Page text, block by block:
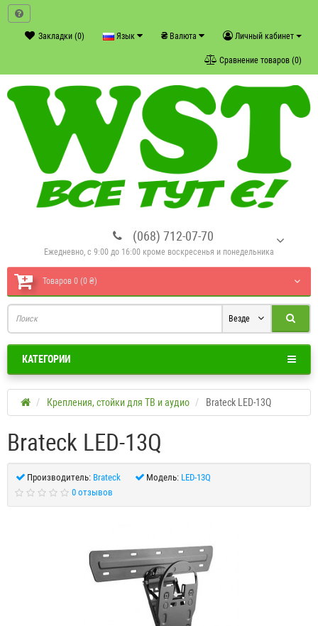
Личный кабинет
₴ Валюта
Язык
Закладки (0)
Сравнение товаров (0)
(068) 712-07-70
Ежедневно, с 9:00 до 16:00 кроме воскресенья и понедельника
Товаров 0 (0 ₴)
Везде
КАТЕГОРИИ
Крепления, стойки для ТВ и аудио Brateck LED-13Q
Brateck LED-13Q
Производитель: Brateck Модель: LED-13Q
0 отзывов